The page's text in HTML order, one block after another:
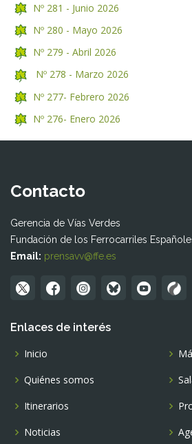
Nº 281 - Junio 2026
Nº 280 - Mayo 2026
Nº 279 - Abril 2026
Nº 278 - Marzo 2026
Nº 277- Febrero 2026
Nº 276- Enero 2026
Contacto
Gerencia de Vías Verdes
Fundación de los Ferrocarriles
Email: prensavv@ffe.es
Enlaces de interés
Inicio
Quiénes somos
Itinerarios
Noticias